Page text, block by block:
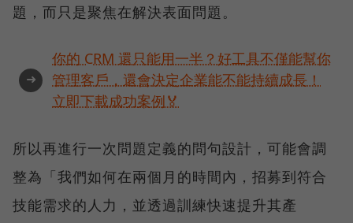
題，而只是聚焦在解決表面問題。
➜
你的 CRM 還只能用一半？好工具不僅能幫你
管理客戶，還會決定企業能不能持續成長！
立即下載成功案例🏅
所以再進行一次問題定義的問句設計，可能會調
整為「我們如何在兩個月的時間內，招募到符合
技能需求的人力，並透過訓練快速提升其產